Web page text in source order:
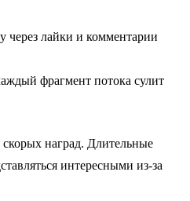
через лайки и комментарии
фрагмент потока сулит
наград. Длительные
интересными из-за